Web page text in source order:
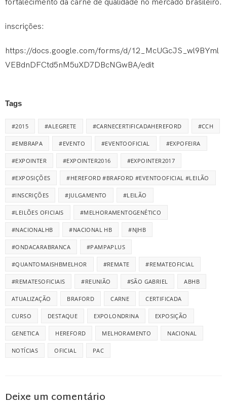
fortalecimento da carne de qualidade no mercado brasileiro.
inscrições:
https://docs.google.com/forms/d/12_McUGcJS_wl9BYml
VEBdnDFCtd5nM5uXD7DBcNGwBA/edit
Tags
#2015 #ALEGRETE #CARNECERTIFICADAHEREFORD #CCH
#EMBRAPA #EVENTO #EVENTOOFICIAL #EXPOFEIRA
#EXPOINTER #EXPOINTER2016 #EXPOINTER2017
#EXPOSIÇÕES #HEREFORD #BRAFORD #EVENTOOFICIAL #LEILÃO
#INSCRIÇÕES #JULGAMENTO #LEILÃO
#LEILÕES OFICIAIS #MELHORAMENTOGENÉTICO
#NACIONALHB #NACIONAL HB #NJHB
#ONDACARABRANCA #PAMPAPLUS
#QUANTOMAISHBMELHOR #REMATE #REMATEOFICIAL
#REMATESOFICIAIS #REUNIÃO #SÃO GABRIEL ABHB
ATUALIZAÇÃO BRAFORD CARNE CERTIFICADA
CURSO DESTAQUE EXPOLONDRINA EXPOSIÇÃO
GENETICA HEREFORD MELHORAMENTO NACIONAL
NOTÍCIAS OFICIAL PAC
Deixe um comentário